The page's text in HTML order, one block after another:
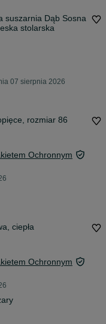
Dąb Sosna
stolarska
07 sierpnia 2026
rozmiar 86
Ochronnym
ciepła
Ochronnym